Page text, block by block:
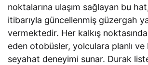
noktalarına ulaşım sağlayan bu
itibarıyla güncellenmiş güzergah
vermektedir. Her kalkış
eden otobüsler, yolculara planlı
seyahat deneyimi sunar. Durak